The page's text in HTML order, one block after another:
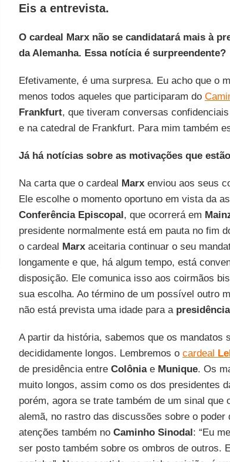
Eis a entrevista.
O cardeal Marx não se candidatará mais à
da Alemanha. Essa notícia é surpreendente?
Efetivamente, é uma surpresa. Eu acho que o
menos todos aqueles que participaram do
Frankfurt, que tiveram conversas
e na catedral de Frankfurt. Para mim também
Já há notícias sobre as motivações que
Na carta que o cardeal Marxenviou aos seus
Ele escolhe o momento oportuno em vista da
Conferência Episcopal, que ocorrerá em
presidente normalmente está em pauta no fim
o cardeal Marxaceitaria continuar o seu
longamente e que, há algum tempo, está
disposição. Ele comunica isso aos coirmãos
sua escolha. Ao término de um possível outro
não está prevista uma idade para a
A partir da história, sabemos que os mandatos
decididamente longos. Lembremos o cardeal
de presidência entre Colôniae Munique. Os
muito longos, assim como os dos presidentes
porém, agora se trate também de um sinal que
alemã, no rastro das discussões sobre o poder
atenções também no Caminho Sinodal: “Eu
ser posto também sobre os ombros de outros.